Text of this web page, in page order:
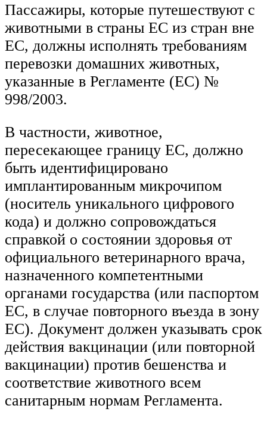
Пассажиры, которые путешествуют с
животными в страны ЕС из стран вне
ЕС, должны исполнять требованиям
перевозки домашних животных,
указанные в Регламенте (ЕС) №
998/2003.
В частности, животное,
пересекающее границу ЕС, должно
быть идентифицировано
имплантированным микрочипом
(носитель уникального цифрового
кода) и должно сопровождаться
справкой о состоянии здоровья от
официального ветеринарного врача,
назначенного компетентными
органами государства (или паспортом
ЕС, в случае повторного въезда в зону
ЕС). Документ должен указывать срок
действия вакцинации (или повторной
вакцинации) против бешенства и
соответствие животного всем
санитарным нормам Регламента.